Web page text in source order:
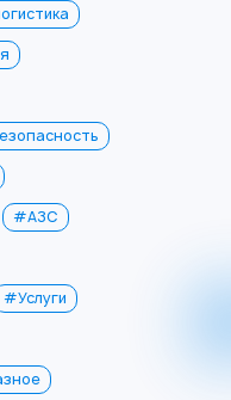
#АЗС
#Услуги